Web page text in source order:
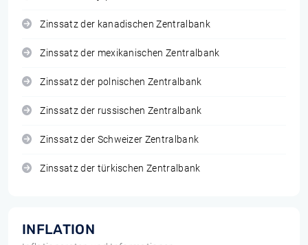
Zinssatz der kanadischen Zentralbank
Zinssatz der mexikanischen Zentralbank
Zinssatz der polnischen Zentralbank
Zinssatz der russischen Zentralbank
Zinssatz der Schweizer Zentralbank
Zinssatz der türkischen Zentralbank
INFLATION